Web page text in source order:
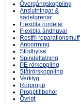
Övergångskoppling
Anslutningar &
sadelgrenar
Flexibla rördelar
Flexibla ändhuvar
Rostfri reparationsmuff
Anborrning
Stödhylsa
Spindeltätning
PE rörkoppling
Stålrörskoppling
Verktyg
Rörpropp
Propptillbehör
Övrigt